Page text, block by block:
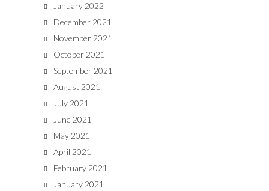
January 2022
December 2021
November 2021
October 2021
September 2021
August 2021
July 2021
June 2021
May 2021
April 2021
February 2021
January 2021